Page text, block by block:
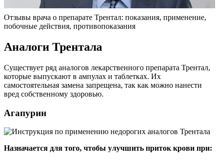
Отзывы врача о препарате Трентал: показания, применение,
побочные действия, противопоказания
Аналоги Трентала
Существует ряд аналогов лекарственного препарата Трентал,
которые выпускают в ампулах и таблетках. Их
самостоятельная замена запрещена, так как можно нанести
вред собственному здоровью.
Агапурин
Назначается для того, чтобы улучшить приток крови при: